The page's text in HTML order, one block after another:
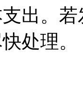
出。
处理。